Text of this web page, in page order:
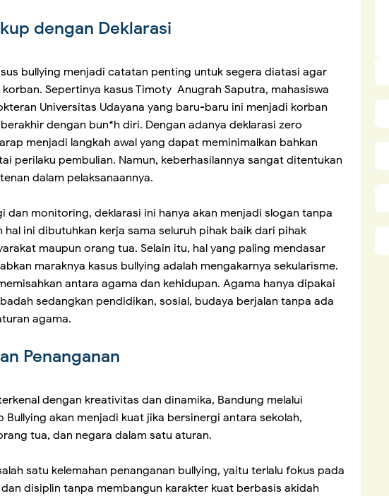
dengan Deklarasi
bullying menjadi catatan penting untuk segera diatasi agar
Sepertinya kasus Timoty Anugrah Saputra, mahasiswa
Universitas Udayana yang baru-baru ini menjadi korban
dengan bun*h diri. Dengan adanya deklarasi zero
menjadi langkah awal yang dapat meminimalkan bahkan
perilaku pembulian. Namun, keberhasilannya sangat ditentukan
dalam pelaksanaannya.
dan monitoring, deklarasi ini hanya akan menjadi slogan tanpa
hal ini dibutuhkan kerja sama seluruh pihak baik dari pihak
maupun orang tua. Selain itu, hal yang paling mendasar
maraknya kasus bullying adalah mengakarnya sekularisme.
antara agama dan kehidupan. Agama hanya dipakai
sedangkan pendidikan, sosial, budaya berjalan tanpa ada
agama.
Penanganan
dengan kreativitas dan dinamika, Bandung melalui
Bullying akan menjadi kuat jika bersinergi antara sekolah,
tua, dan negara dalam satu aturan.
satu kelemahan penanganan bullying, yaitu terlalu fokus pada
disiplin tanpa membangun karakter kuat berbasis akidah